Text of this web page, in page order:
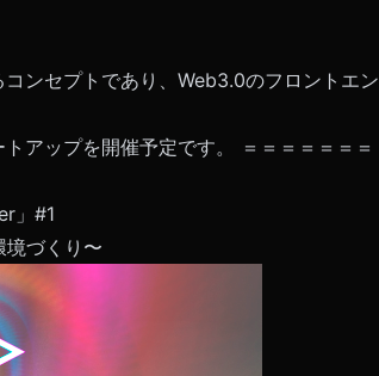
ンセプトであり、Web3.0のフロントエン
アップを開催予定です。 ＝＝＝＝＝＝＝
」#1
づくり〜